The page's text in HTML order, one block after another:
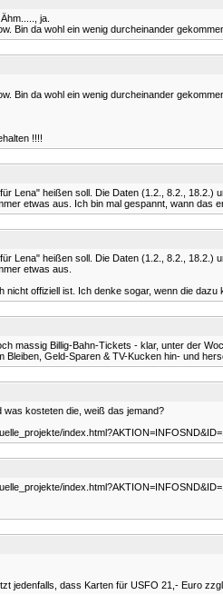
ja.
Bin da wohl ein wenig durcheinander
Bin da wohl ein wenig durcheinander
!!!!
Lena" heißen soll. Die Daten (1.2., 8.2.,
etwas aus. Ich bin mal gespannt, wann
Lena" heißen soll. Die Daten (1.2., 8.2.,
etwas aus.
nicht offiziell ist. Ich denke sogar, wenn die
massig Billig-Bahn-Tickets - klar, unter der
Bleiben, Geld-Sparen & TV-Kucken hin- und
kosteten die, weiß das jemand?
jedenfalls, dass Karten für USFO 21,- Euro